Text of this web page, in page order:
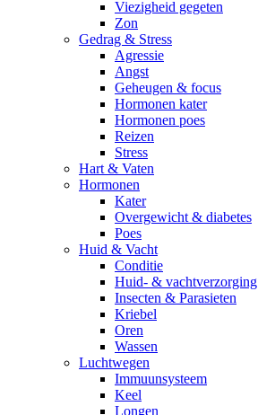
Viezigheid gegeten
Zon
Gedrag & Stress
Agressie
Angst
Geheugen & focus
Hormonen kater
Hormonen poes
Reizen
Stress
Hart & Vaten
Hormonen
Kater
Overgewicht & diabetes
Poes
Huid & Vacht
Conditie
Huid- & vachtverzorging
Insecten & Parasieten
Kriebel
Oren
Wassen
Luchtwegen
Immuunsysteem
Keel
Longen